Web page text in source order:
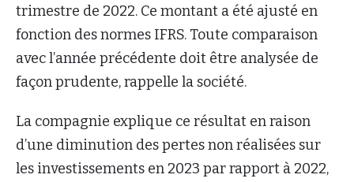
trimestre de 2022. Ce montant a été ajusté en
fonction des normes IFRS. Toute comparaison
avec l’année précédente doit être analysée de
façon prudente, rappelle la société.
La compagnie explique ce résultat en raison
d’une diminution des pertes non réalisées sur
les investissements en 2023 par rapport à 2022,